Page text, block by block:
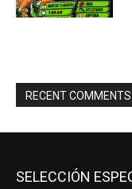
RECENT COMMENTS
SELECCIÓN